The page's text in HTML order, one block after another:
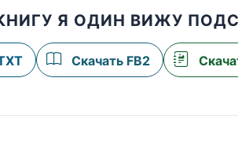
Я ОДИН ВИЖУ
Скачать FB2